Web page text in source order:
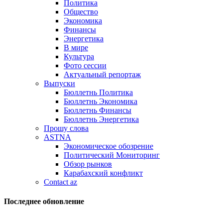
Политика
Общество
Экономика
Финансы
Энергетика
В мире
Культура
Фото сессии
Актуальный репортаж
Выпуски
Бюллетнь Политика
Бюллетнь Экономика
Бюллетнь Финансы
Бюллетнь Энергетика
Прошу слова
ASTNA
Экономическое обозрение
Политический Мониторинг
Обзор рынков
Карабахский конфликт
Contact az
Последнее обновление